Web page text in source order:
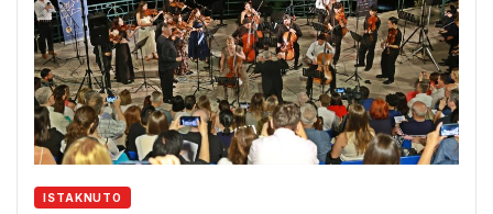
ISTAKNUTO